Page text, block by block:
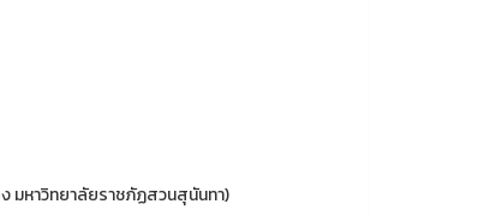
มหาวิทยาลัยราชภัฏสวนสุนันทา)